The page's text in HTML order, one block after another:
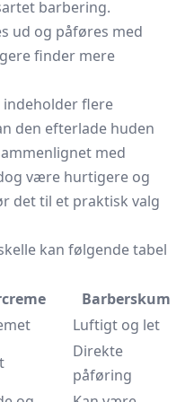
barbering.
ud og påføres med
finder mere
flere
den efterlade huden
med
være hurtigere og
det til et praktisk valg
kan følgende tabel
Barberskum
Luftigt og let
Direkte
påføring